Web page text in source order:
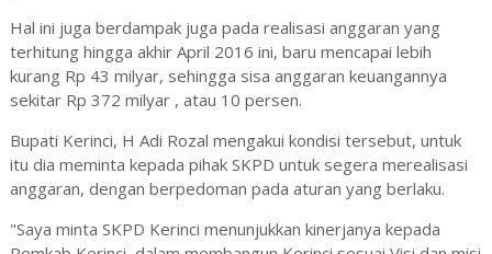
Hal ini juga berdampak juga pada realisasi anggaran yang
terhitung hingga akhir April 2016 ini, baru mencapai lebih
kurang Rp 43 milyar, sehingga sisa anggaran keuangannya
sekitar Rp 372 milyar , atau 10 persen.
Bupati Kerinci, H Adi Rozal mengakui kondisi tersebut, untuk
itu dia meminta kepada pihak SKPD untuk segera merealisasi
anggaran, dengan berpedoman pada aturan yang berlaku.
"Saya minta SKPD Kerinci menunjukkan kinerjanya kepada